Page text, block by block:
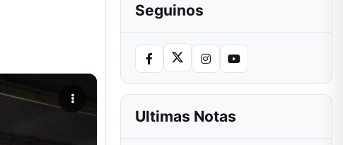
Seguinos
Ultimas Notas